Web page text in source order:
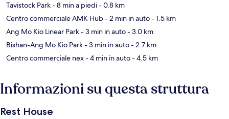
Tavistock Park- 8 min a piedi- 0.8 km
Centro commerciale AMK Hub- 2 min in auto- 1.5 km
Ang Mo Kio Linear Park- 3 min in auto- 3.0 km
Bishan-Ang Mo Kio Park- 3 min in auto- 2.7 km
Centro commerciale nex- 4 min in auto- 4.5 km
Informazioni su questa struttura
Rest House